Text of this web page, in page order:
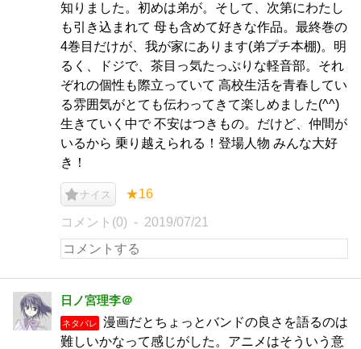
知りました。初めは弟が。そして、次第にわたし
も引き込まれて 母も含めて好きな作品。最終巻の
4巻目だけが、我が家にあります(弟プチ本棚)。明
るく、ドジで、茶目っ気たっぷりな軽音部。それ
ぞれの個性も際立っていて 高校生活を青春してい
る雰囲気がとても伝わってきて楽しめました(^^)
生きていく中で 不安はつきもの。だけど、仲間が
いるから 乗り越えられる！登場人物 みんな大好
き！
ナイス ★16
コメント(0) 2019/07/21
日ノ宮理李＠
ネタバレ
漫画だとちょっとバンドの良さを語るのは
難しいかなって感じがした。アニメはそういう意